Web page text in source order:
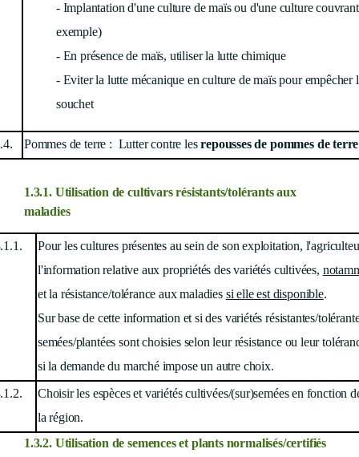
- Implantation d'une culture de maïs ou d'une culture
exemple)
- En présence de maïs, utiliser la lutte chimique
- Eviter la lutte mécanique en culture de maïs pour empêcher
souchet
Pommes de terre : Lutter contre lesrepousses de pommes de
1.3.1. Utilisation de cultivars résistants/tolérants aux
maladies
Pour les cultures présentes au sein de son exploitation,
l'information relative aux propriétés des variétés cultivées,
et la résistance/tolérance aux maladies si elle est disponible.
Sur base de cette information et si des variétés résistantes/
semées/plantées sont choisies selon leur résistance ou leur
si la demande du marché impose un autre choix.
Choisir les espèces et variétés cultivées/(sur)semées en fonction
la région.
1.3.2. Utilisation de semences et plants normalisés/certifiés